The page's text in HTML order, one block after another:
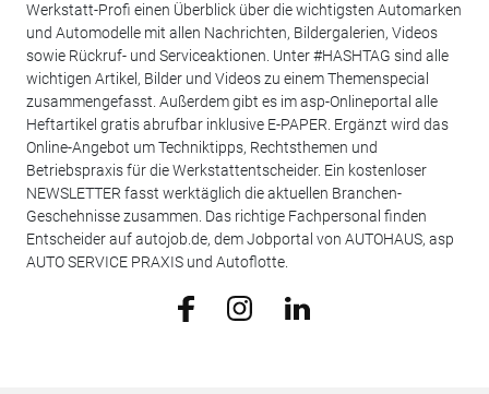
Werkstatt-Profi einen Überblick über die wichtigsten Automarken
und Automodelle mit allen Nachrichten, Bildergalerien, Videos
sowie Rückruf- und Serviceaktionen. Unter #HASHTAG sind alle
wichtigen Artikel, Bilder und Videos zu einem Themenspecial
zusammengefasst. Außerdem gibt es im asp-Onlineportal alle
Heftartikel gratis abrufbar inklusive E-PAPER. Ergänzt wird das
Online-Angebot um Techniktipps, Rechtsthemen und
Betriebspraxis für die Werkstattentscheider. Ein kostenloser
NEWSLETTER fasst werktäglich die aktuellen Branchen-
Geschehnisse zusammen. Das richtige Fachpersonal finden
Entscheider auf autojob.de, dem Jobportal von AUTOHAUS, asp
AUTO SERVICE PRAXIS und Autoflotte.